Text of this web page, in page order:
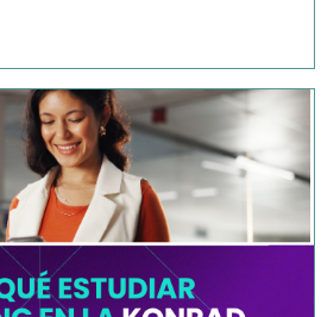
la Administración de Empresas
carreras con mayor proyección